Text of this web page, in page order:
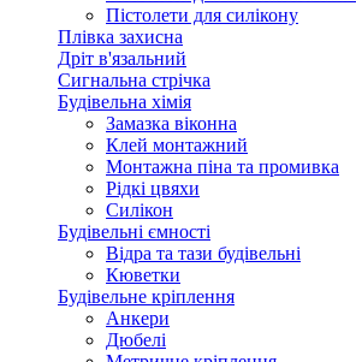
Пістолети для силікону
Плівка захисна
Дріт в'язальний
Сигнальна стрічка
Будівельна хімія
Замазка віконна
Клей монтажний
Монтажна піна та промивка
Рідкі цвяхи
Силікон
Будівельні ємності
Відра та тази будівельні
Кюветки
Будівельне кріплення
Анкери
Дюбелі